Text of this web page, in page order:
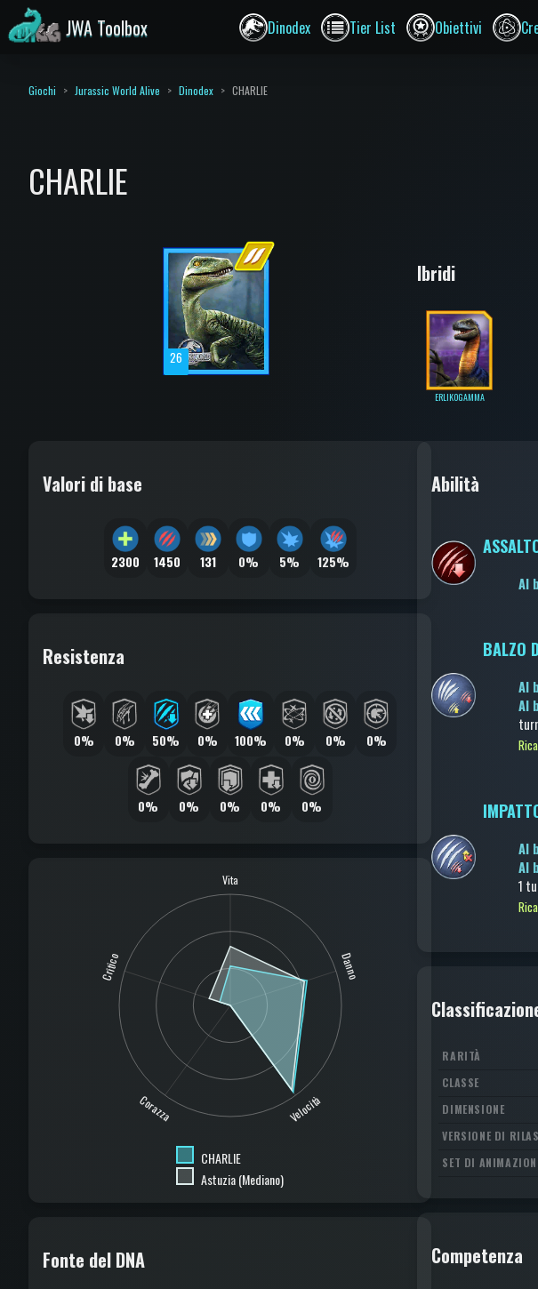
JWA Toolbox Dinodex Tier List Obiettivi
Giochi Jurassic World Alive Dinodex CHARLIE
CHARLIE
26
Ibridi
ERLIKOGAMMA
Valori di base
2300 1450 131 0% 5% 125%
Resistenza
0% 0% 50% 0% 100% 0% 0% 0%
0% 0% 0% 0% 0%
Vita
Danno
Velocità
Corazza
Critico
CHARLIE
Astuzia (Mediano)
Fonte del DNA
Abilità
Al
BALZO
Al
Al
Al
Al
1
RARITÀ
CLASSE
DIMENSIONE
VERSIONE DI
SET DI
Competenza